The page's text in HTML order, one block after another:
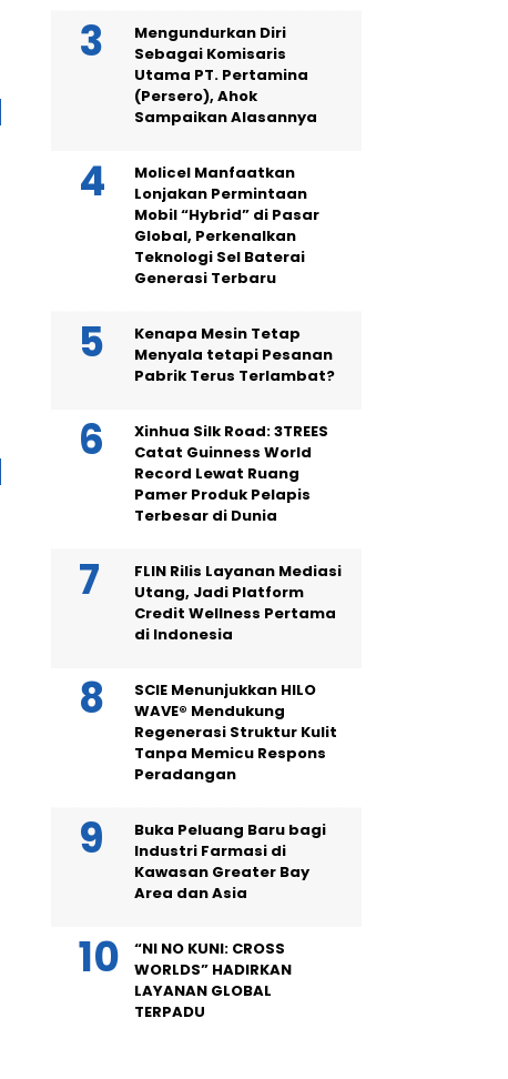
Mengundurkan Diri
Sebagai Komisaris
Utama PT. Pertamina
(Persero), Ahok
Sampaikan Alasannya
Molicel Manfaatkan
Lonjakan Permintaan
Mobil “Hybrid” di Pasar
Global, Perkenalkan
Teknologi Sel Baterai
Generasi Terbaru
Kenapa Mesin Tetap
Menyala tetapi Pesanan
Pabrik Terus Terlambat?
Xinhua Silk Road: 3TREES
Catat Guinness World
Record Lewat Ruang
Pamer Produk Pelapis
Terbesar di Dunia
FLIN Rilis Layanan Mediasi
Utang, Jadi Platform
Credit Wellness Pertama
di Indonesia
SCIE Menunjukkan HILO
WAVE® Mendukung
Regenerasi Struktur Kulit
Tanpa Memicu Respons
Peradangan
Buka Peluang Baru bagi
Industri Farmasi di
Kawasan Greater Bay
Area dan Asia
“NI NO KUNI: CROSS
WORLDS” HADIRKAN
LAYANAN GLOBAL
TERPADU